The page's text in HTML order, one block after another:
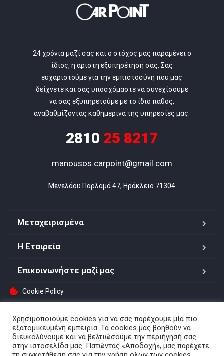
24 χρόνια μαζί σας και ο στόχος μας παραμένει ο
ίδιος, η άριστη εξυπηρέτηση σας. Σας
ευχαριστούμε για την εμπιστοσύνη που μας
δείχνετε και σας υποσχόμαστε να συνεχίσουμε
να σας εξυπηρετούμε με το ίδιο πάθος,
αναβαθμίζοντας καθημερινά της υπηρεσίες μας.
2810 25 8217
manousos.carpoint@gmail.com
Μενελάου Παρλαμά 47, Ηράκλειο 71304
Μεταχειρισμένα
Η Εταιρεία
Επικοινωνήστε μαζί μας
Cookie Policy
Copyright © 2022. All rights reserved.
Χρησιμοποιούμε cookies για να σας παρέχουμε μία πιο
εξατομικευμένη εμπειρία. Τα cookies μας βοηθούν να
διευκολύνουμε και να βελτιώσουμε την περιήγησή σας
στην ιστοσελίδα μας. Πατώντας «Αποδοχή», μας παρέχετε